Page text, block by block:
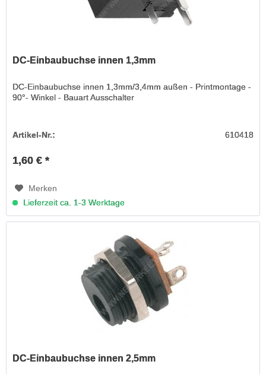
DC-Einbaubuchse innen 1,3mm
DC-Einbaubuchse innen 1,3mm/3,4mm außen - Printmontage -
90°- Winkel - Bauart Ausschalter
Artikel-Nr.: 610418
1,60 € *
Merken
Lieferzeit ca. 1-3 Werktage
DC-Einbaubuchse innen 2,5mm